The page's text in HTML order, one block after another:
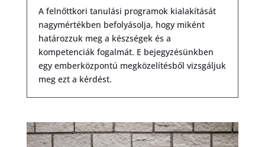
A felnőttkori tanulási programok kialakítását
nagymértékben befolyásolja, hogy miként
határozzuk meg a készségek és a
kompetenciák fogalmát. E bejegyzésünkben
egy emberközpontú megközelítésből vizsgáljuk
meg ezt a kérdést.